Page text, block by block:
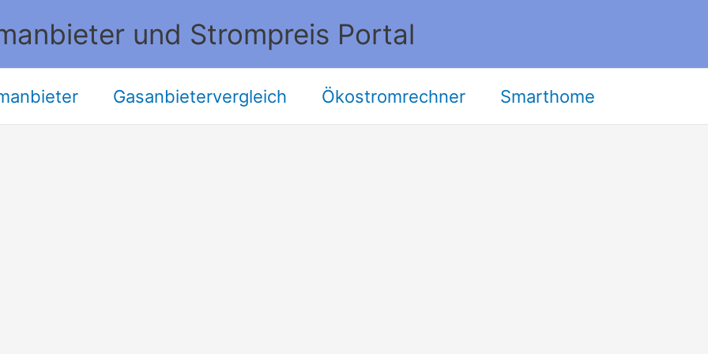
und Strompreis Portal
Gasanbietervergleich Ökostromrechner Smarthome